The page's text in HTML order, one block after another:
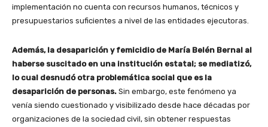
implementación no cuenta con recursos humanos, técnicos y
presupuestarios suficientes a nivel de las entidades ejecutoras.
Además, la desaparición y femicidio de María Belén Bernal al
haberse suscitado en una institución estatal; se mediatizó,
lo cual desnudó otra problemática social que es la
desaparición de personas. Sin embargo, este fenómeno ya
venía siendo cuestionado y visibilizado desde hace décadas por
organizaciones de la sociedad civil, sin obtener respuestas